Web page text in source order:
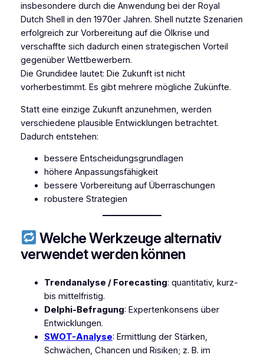
insbesondere durch die Anwendung bei der Royal
Dutch Shell in den 1970er Jahren. Shell nutzte Szenarien
erfolgreich zur Vorbereitung auf die Ölkrise und
verschaffte sich dadurch einen strategischen Vorteil
gegenüber Wettbewerbern.
Die Grundidee lautet: Die Zukunft ist nicht
vorherbestimmt. Es gibt mehrere mögliche Zukünfte.
Statt eine einzige Zukunft anzunehmen, werden
verschiedene plausible Entwicklungen betrachtet.
Dadurch entstehen:
bessere Entscheidungsgrundlagen
höhere Anpassungsfähigkeit
bessere Vorbereitung auf Überraschungen
robustere Strategien
Welche Werkzeuge alternativ
verwendet werden können
Trendanalyse / Forecasting: quantitativ, kurz-
bis mittelfristig.
Delphi-Befragung: Expertenkonsens über
Entwicklungen.
SWOT-Analyse: Ermittlung der Stärken,
Schwächen, Chancen und Risiken; z. B. im